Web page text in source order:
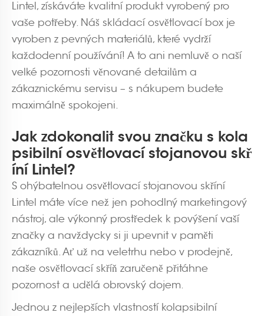
Lintel, získáváte kvalitní produkt vyrobený pro
vaše potřeby. Náš skládací osvětlovací box je
vyroben z pevných materiálů, které vydrží
každodenní používání! A to ani nemluvě o naší
velké pozornosti věnované detailům a
zákaznickému servisu – s nákupem budete
maximálně spokojeni.
Jak zdokonalit svou značku s kola
psibilní osvětlovací stojanovou skř
íní Lintel?
S ohýbatelnou osvětlovací stojanovou skříní
Lintel máte více než jen pohodlný marketingový
nástroj, ale výkonný prostředek k povýšení vaší
značky a navždycky si ji upevnit v paměti
zákazníků. Ať už na veletrhu nebo v prodejně,
naše osvětlovací skříň zaručeně přitáhne
pozornost a udělá obrovský dojem.
Jednou z nejlepších vlastností kolapsibilní